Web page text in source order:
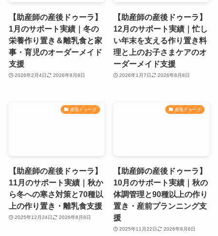
【助産師の産後ドゥーラ】
1月のサポート実績｜冬の
栄養作り置き＆離乳食と家
事・育児のオーダーメイド
支援
2026年2月4日 2026年8月8日
【助産師の産後ドゥーラ】
12月のサポート実績｜忙し
い年末を支える作り置き料
理と上のお子さまケアのオ
ーダーメイド支援
2026年1月7日 2026年8月8日
産後ドゥーラ
【助産師の産後ドゥーラ】
11月のサポート実績｜秋か
ら冬への寒さ対策と70種以
上の作り置き・離乳食支援
2025年12月24日 2026年8月8日
産後ドゥーラ
【助産師の産後ドゥーラ】
10月のサポート実績｜秋の
体調管理と90種以上の作り
置き・産前プランニング支
援
2025年11月22日 2026年8月8日